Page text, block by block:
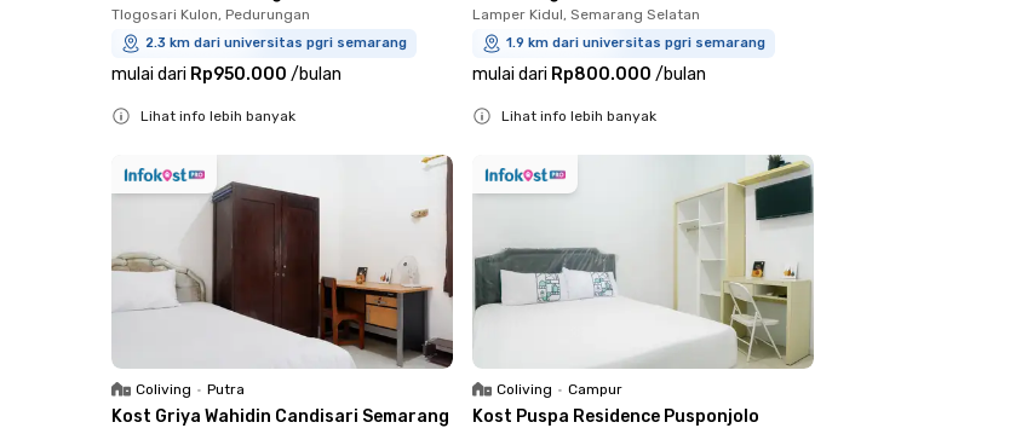
Tlogosari Kulon, Pedurungan
2.3 km dari universitas pgri semarang
mulai dari Rp950.000 /bulan
Lihat info lebih banyak
Lamper Kidul, Semarang Selatan
1.9 km dari universitas pgri semarang
mulai dari Rp800.000 /bulan
Lihat info lebih banyak
Coliving • Putra
Kost Griya Wahidin Candisari Semarang
Coliving • Campur
Kost Puspa Residence Pusponjolo